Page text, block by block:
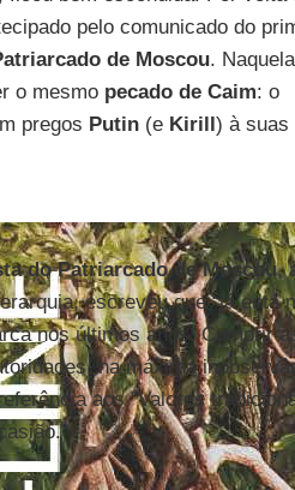
pelo comunicado do
de Moscou. Naquela
o mesmo pecado de Caim: o
pregos Putin(e Kirill) à suas
do Patriarcado de Moscou,
escreveu que “já está
nos últimos anos. Cumprir
na máxima
aos "Valores